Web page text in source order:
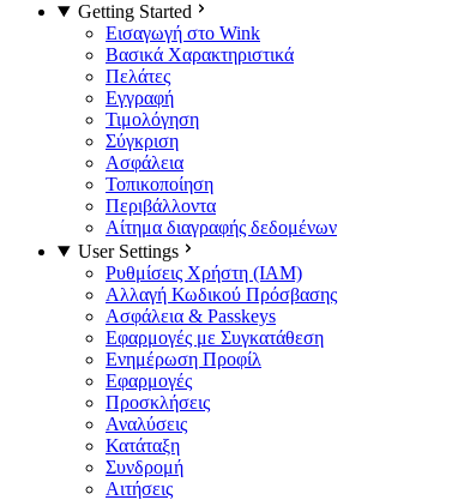
Getting Started
Εισαγωγή στο Wink
Βασικά Χαρακτηριστικά
Πελάτες
Εγγραφή
Τιμολόγηση
Σύγκριση
Ασφάλεια
Τοπικοποίηση
Περιβάλλοντα
Αίτημα διαγραφής δεδομένων
User Settings
Ρυθμίσεις Χρήστη (IAM)
Αλλαγή Κωδικού Πρόσβασης
Ασφάλεια & Passkeys
Εφαρμογές με Συγκατάθεση
Ενημέρωση Προφίλ
Εφαρμογές
Προσκλήσεις
Αναλύσεις
Κατάταξη
Συνδρομή
Αιτήσεις